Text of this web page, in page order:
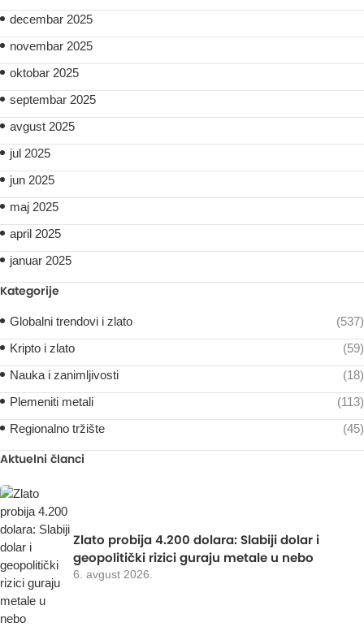
decembar 2025
novembar 2025
oktobar 2025
septembar 2025
avgust 2025
jul 2025
jun 2025
maj 2025
april 2025
januar 2025
Kategorije
Globalni trendovi i zlato
(537)
Kripto i zlato
(59)
Nauka i zanimljivosti
(18)
Plemeniti metali
(113)
Regionalno tržište
(45)
Aktuelni članci
Zlato probija 4.200 dolara: Slabiji dolar i
geopolitički rizici guraju metale u nebo
6. avgust 2026.